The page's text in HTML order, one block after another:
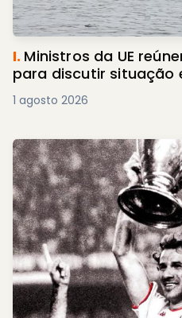
I. Ministros da UE
para discutir situação
1 agosto 2026